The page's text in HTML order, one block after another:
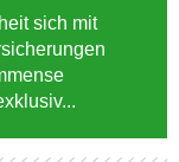
sich mit